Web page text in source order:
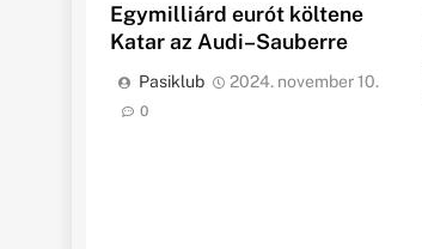
Egymilliárd eurót költene
Katar az Audi–Sauberre
Pasiklub 2024. november 10.
0